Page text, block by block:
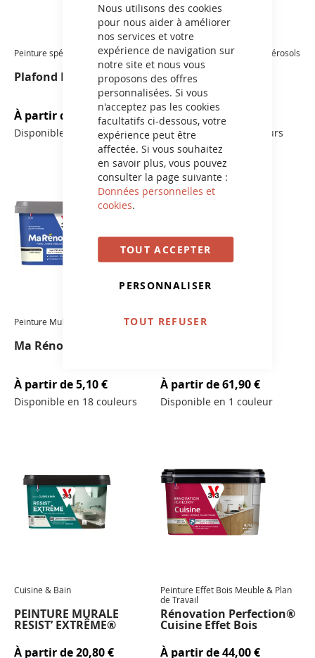
Nous utilisons des cookies
pour nous aider à améliorer
nos services et votre
expérience de navigation sur
notre site et nous vous
proposons des offres
personnalisées. Si vous
n'acceptez pas les cookies
facultatifs ci-dessous, votre
expérience peut être
affectée. Si vous souhaitez
en savoir plus, vous pouvez
consulter la page suivante :
Données personnelles et
cookies.
TOUT ACCEPTER
PERSONNALISER
TOUT REFUSER
Peinture spéciale
Plafond Mat Extrême
À partir de 47,50 €
Disponible en 1 couleur
Rénovation Multi-Supports Aérosols
Ma Réno®
À partir de16,30 €
Disponible en 13 couleurs
Peinture Multi-supports Intérieur
Ma Réno®
À partir de5,10 €
Disponible en 18 couleurs
Peinture Multi-supports
À partir de61,90 €
Disponible en 1 couleur
Cuisine & Bain
PEINTURE MURALE
RESIST’ EXTRÊME®
À partir de20,80 €
Peinture Effet Bois Meuble & Plan
de Travail
Rénovation Perfection®
Cuisine Effet Bois
À partir de44,00 €